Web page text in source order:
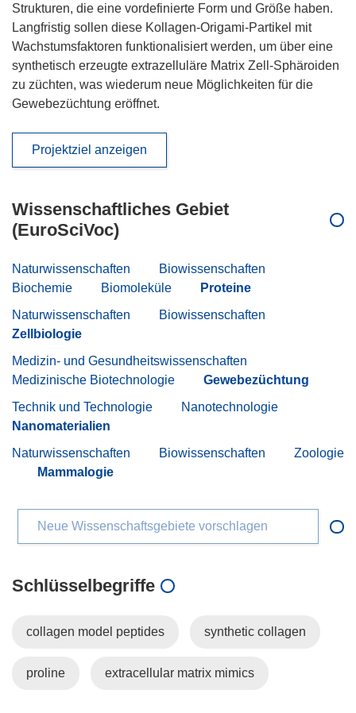
Strukturen, die eine vordefinierte Form und Größe haben.
Langfristig sollen diese Kollagen-Origami-Partikel mit
Wachstumsfaktoren funktionalisiert werden, um über eine
synthetisch erzeugte extrazelluläre Matrix Zell-Sphäroiden
zu züchten, was wiederum neue Möglichkeiten für die
Gewebezüchtung eröffnet.
Projektziel anzeigen
Wissenschaftliches Gebiet
(EuroSciVoc)
Naturwissenschaften
Biowissenschaften
Biochemie
Biomoleküle
Proteine
Naturwissenschaften
Biowissenschaften
Zellbiologie
Medizin- und Gesundheitswissenschaften
Medizinische Biotechnologie
Gewebezüchtung
Technik und Technologie
Nanotechnologie
Nanomaterialien
Naturwissenschaften
Biowissenschaften
Zoologie
Mammalogie
Neue Wissenschaftsgebiete vorschlagen
Schlüsselbegriffe
collagen model peptides synthetic collagen
proline extracellular matrix mimics